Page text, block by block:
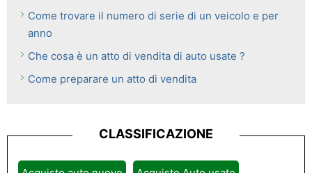
Come trovare il numero di serie di un veicolo e per
anno
Che cosa è un atto di vendita di auto usate ?
Come preparare un atto di vendita
CLASSIFICAZIONE